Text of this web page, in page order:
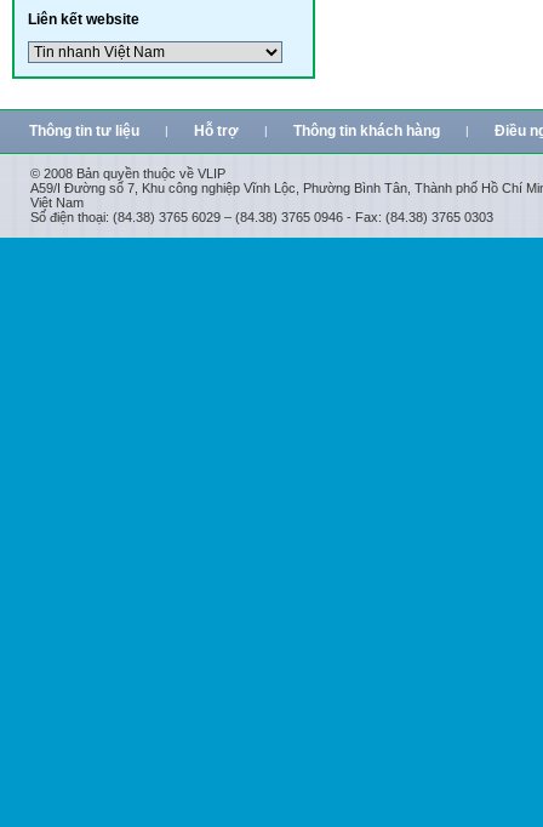
Liên kết website
Thông tin tư liệu | Hỗ trợ | Thông tin khách hàng | Điều
© 2008 Bản quyền thuộc về VLIP
A59/I Đường số 7, Khu công nghiệp Vĩnh Lộc, Phường Bình Tân, Thành phố Hồ Chí
Việt Nam
Số điện thoại: (84.38) 3765 6029 – (84.38) 3765 0946 - Fax: (84.38) 3765 0303